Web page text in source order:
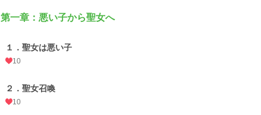
第一章：悪い子から聖女へ
１．聖女は悪い子
10
２．聖女召喚
10